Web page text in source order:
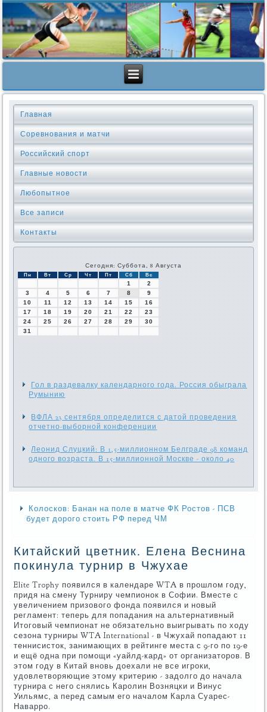
Главная
Соревнования и матчи
Российский спорт
Главные новости
Любопытное
Все записи
Контакты
Сегодня: Суббота, 8 Августа
Пн Вт Ср Чт Пт Сб Вс
1
2
3
4 5 6 7 8
9
10
11 12 13 14 15
16
17
18 19 20 21 22
23
24
25 26 27 28 29
30
31
Гол в раздевалку календарного года. Россия обыграла
Румынию
ВФЛА 23 сентября определится с датой проведения
отчетно-выборной конференции
Леонид Слуцкий: В 1,5-миллионном Белграде 98 команд
одного возраста. В 15-миллионной Москве - около 40
Колосков: Банан на поле в матче ФК Ростов - ПСВ
будет дорого стоить РФ перед ЧМ
Китайский цветник. Елена Веснина
покинула турнир в Чжухае
Elite Trophy появился в календаре WTA в прошлом году,
придя на смену Турниру чемпионок в Софии. Вместе с
увеличением призового фонда появился и новый
регламент: теперь для попадания на альтернативный
Итоговый чемпионат не обязательно выигрывать по ходу
сезона турниры WTA International - в Чжухай попадают 11
теннисисток, занимающих в рейтинге места с 9-го по 19-е
и ещё одна при помощи «уайлд-кард» от организаторов. В
этом году в Китай вновь доехали не все игроки,
удовлетворяющие этому критерию - задолго до начала
турнира с него снялись Каролин Возняцки и Винус
Уильямс, а перед самым его началом Карла Суарес-
Наварро.